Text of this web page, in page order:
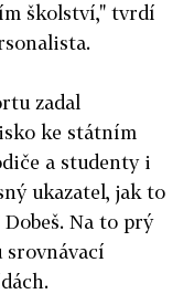
školství," tvrdí
zadal
ke státním
a studenty i
ukazatel, jak to
Na to prý
srovnávací